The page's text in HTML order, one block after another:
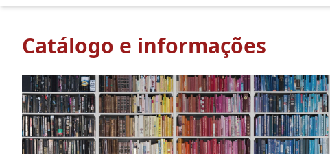
Catálogo e informações